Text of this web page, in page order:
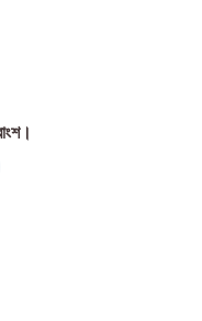
& Garden irrigation